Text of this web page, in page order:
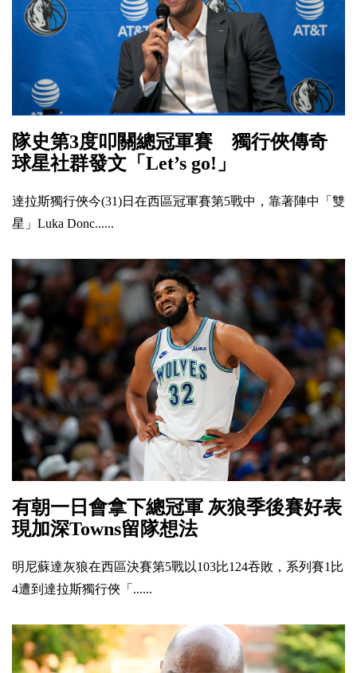
隊史第3度叩關總冠軍賽 獨行俠傳奇
球星社群發文「Let’s go!」
達拉斯獨行俠今(31)日在西區冠軍賽第5戰中，靠著陣中「雙
星」Luka Donc......
有朝一日會拿下總冠軍 灰狼季後賽好表
現加深Towns留隊想法
明尼蘇達灰狼在西區決賽第5戰以103比124吞敗，系列賽1比
4遭到達拉斯獨行俠「......